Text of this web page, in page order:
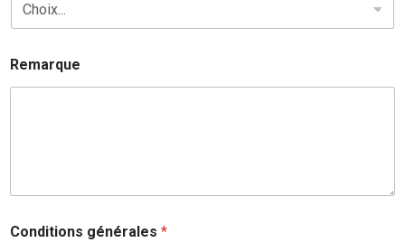
Remarque
Conditions générales *